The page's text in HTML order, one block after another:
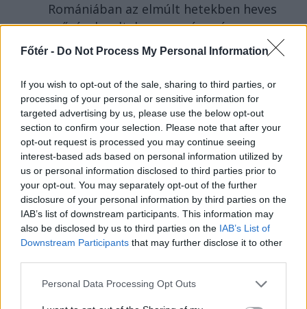
Főtér - Do Not Process My Personal Information
If you wish to opt-out of the sale, sharing to third parties, or
processing of your personal or sensitive information for
targeted advertising by us, please use the below opt-out
section to confirm your selection. Please note that after your
opt-out request is processed you may continue seeing
interest-based ads based on personal information utilized by
us or personal information disclosed to third parties prior to
your opt-out. You may separately opt-out of the further
disclosure of your personal information by third parties on the
IAB’s list of downstream participants. This information may
also be disclosed by us to third parties on the IAB’s List of
Downstream Participants that may further disclose it to other
Personal Data Processing Opt Outs
Romániában az elmúlt hetekben heves
esőzések voltak, az ország mégsem
mentesül a Duna alacsony vízállása
miatti problémáktól, hiszen már a
cernavodai atomerőmű működése is
veszélybe került.